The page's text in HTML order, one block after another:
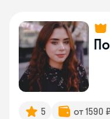
5
от 1590